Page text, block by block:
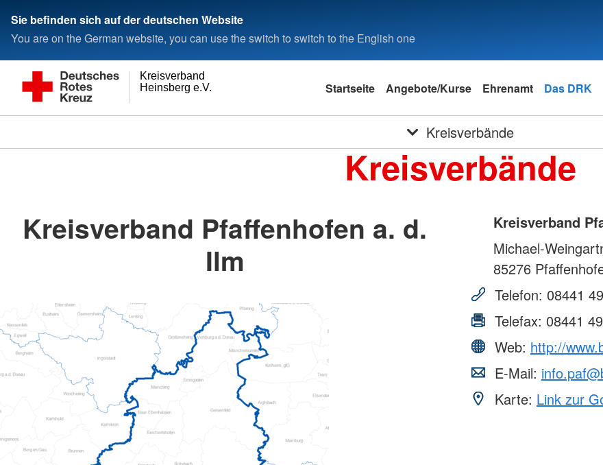
Sie befinden sich auf der deutschen Website
You are on the German website, you can use the switch to switch to the English one
Heinsberg e.V.
Kreisverband
Startseite Angebote/Kurse Ehrenamt Das DRK
Kreisverbände
Kreisverbände
Kreisverband Pfaffenhofen a. d.
Ilm
Kreisverband
Michael-
85276
Telefon: 08441
Telefax: 08441
Web: http://
E-Mail:
Karte: Link zur